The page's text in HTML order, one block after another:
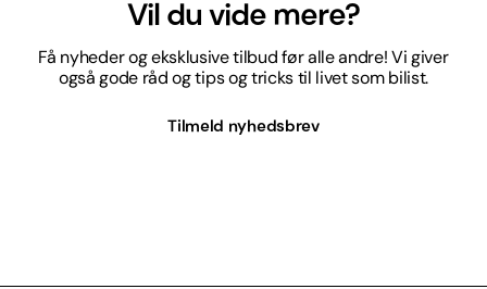
Vil du vide mere?
Få nyheder og eksklusive tilbud før alle andre! Vi giver
også gode råd og tips og tricks til livet som bilist.
Tilmeld nyhedsbrev